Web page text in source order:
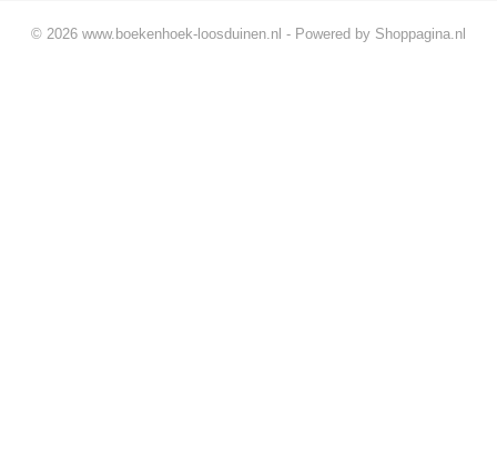
© 2026 www.boekenhoek-loosduinen.nl - Powered by Shoppagina.nl